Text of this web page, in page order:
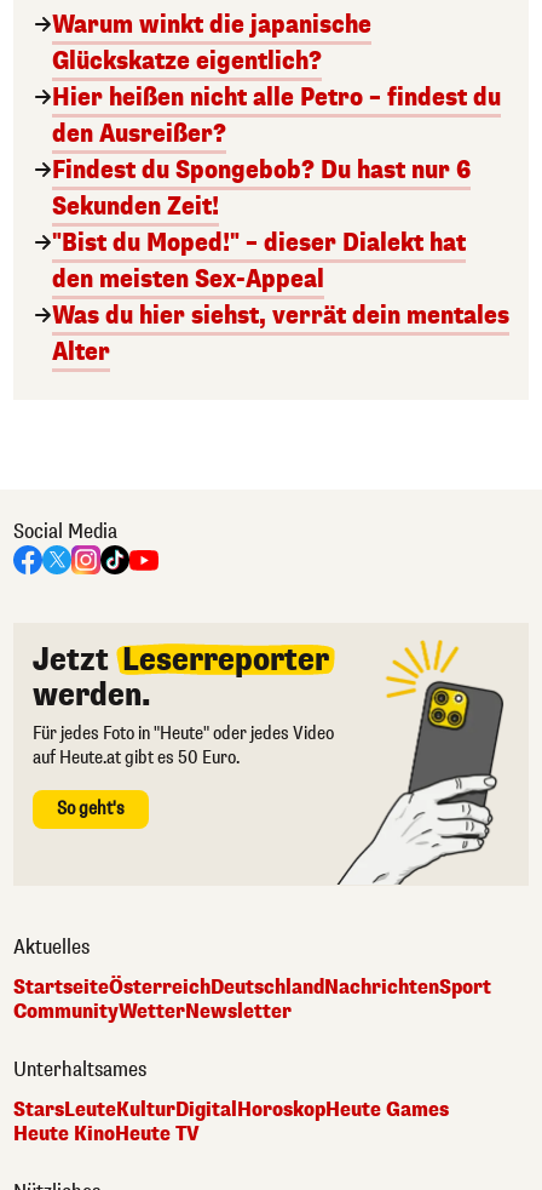
Warum winkt die japanische
Glückskatze eigentlich?
Hier heißen nicht alle Petro – findest du
den Ausreißer?
Findest du Spongebob? Du hast nur 6
Sekunden Zeit!
"Bist du Moped!" – dieser Dialekt hat
den meisten Sex-Appeal
Was du hier siehst, verrät dein mentales
Alter
Social Media
Jetzt Leserreporter
werden.
Für jedes Foto in "Heute" oder jedes Video
auf Heute.at gibt es 50 Euro.
So geht's
Aktuelles
StartseiteÖsterreichDeutschlandNachrichtenSport
CommunityWetterNewsletter
Unterhaltsames
StarsLeuteKulturDigital HoroskopHeute Games
Heute KinoHeute TV